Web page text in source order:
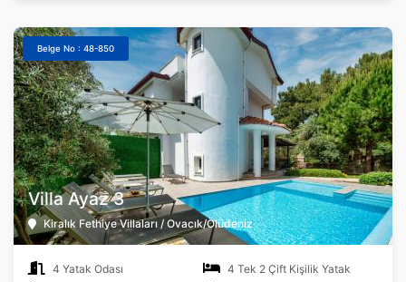
Belge No : 48-850
Villa Ayaz 3
Kiralık Fethiye Villaları / Ovacık/Ölüdeniz
4 Yatak Odası
4 Tek 2 Çift Kişilik Yatak